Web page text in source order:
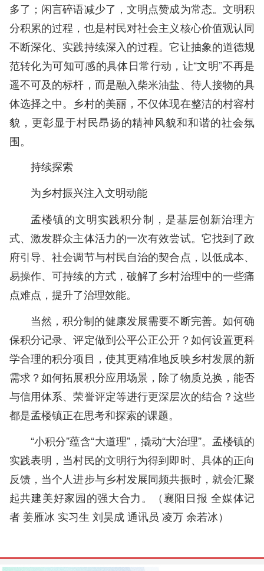
多了；闲言碎语减少了，文明点赞成为常态。文明积
分积累的过程，也是村民对社会主义核心价值观认同
不断深化、实践持续深入的过程。它让抽象的道德规
范转化为可知可感的具体日常行动，让“文明”不再是
遥不可及的标杆，而是融入柴米油盐、待人接物的具
体选择之中。乡村的美丽，不仅体现在整洁的村容村
貌，更彰显于村民昂扬的精神风貌和和谐的社会氛
围。
持续探索
为乡村振兴注入文明动能
孟楼镇的文明实践积分制，是基层创新治理方
式、激发群众主体活力的一次有效尝试。它找到了政
府引导、社会调节与村民自治的契合点，以低成本、
易操作、可持续的方式，破解了乡村治理中的一些痛
点难点，提升了治理效能。
当然，积分制的健康发展需要不断完善。如何确
保积分记录、评定做到公平公正公开？如何设置更科
学合理的积分项目，使其更精准地反映乡村发展的新
需求？如何拓展积分应用场景，除了物质兑换，能否
与信用体系、荣誉评定等进行更深层次的结合？这些
都是孟楼镇正在思考和探索的课题。
“小积分”蕴含“大道理”，撬动“大治理”。孟楼镇的
实践表明，当村民的文明行为得到即时、具体的正向
反馈，当个人进步与乡村发展同频共振时，就会汇聚
起共建美好家园的强大合力。（襄阳日报全媒体记
者 姜雁冰 实习生 刘昊成 通讯员 凌万 余若冰）